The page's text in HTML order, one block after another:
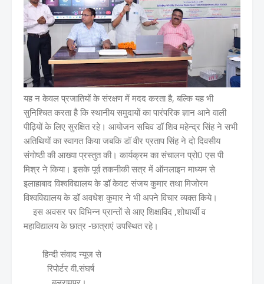
यह न केवल प्रजातियों के संरक्षण में मदद करता है, बल्कि यह भी
सुनिश्चित करता है कि स्थानीय समुदायों का पारंपरिक ज्ञान आने वाली
पीढ़ियों के लिए सुरक्षित रहे। आयोजन सचिव डॉ शिव महेन्द्र सिंह ने सभी
अतिथियों का स्वागत किया जबकि डॉ वीर प्रताप सिंह ने दो दिवसीय
संगोष्ठी की आख्या प्रस्तुत की। कार्यक्रम का संचालन प्रो0 एस पी
मिश्र ने किया। इसके पूर्व तकनीकी सत्र में ऑनलाइन माध्यम से
इलाहाबाद विश्वविद्यालय के डॉ केवट संजय कुमार तथा मिजोरम
विश्वविद्यालय के डॉ अवधेश कुमार ने भी अपने विचार व्यक्त किये।
इस अवसर पर विभिन्न प्रान्तों से आए शिक्षाविद ,शोधार्थी व
महाविद्यालय के छात्र -छात्राएं उपस्थित रहे।
हिन्दी संवाद न्यूज से
रिपोर्टर वी.संघर्ष